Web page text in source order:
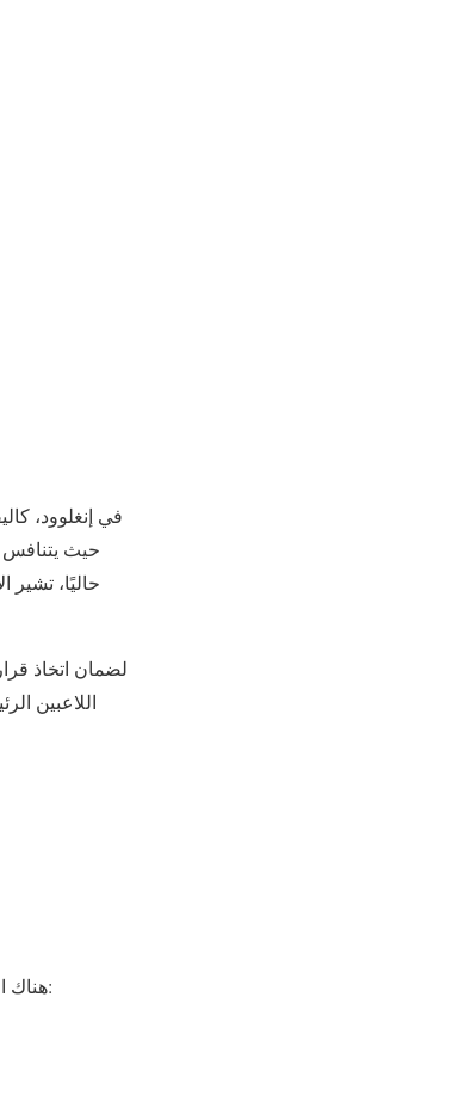
حيث يتنافس
لضمان اتخاذ
اللاعبين
هناك العديد من الفوائد التي يمكن أن يجنيها المراهنون من وضع رهانات على مباراة إسبانيا ضد بلجيكا. من أهم الفوائد: